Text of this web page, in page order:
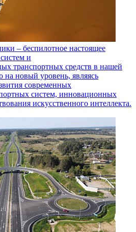
– беспилотное настоящее
и
транспортных средств в нашей
на новый уровень, являясь
современных
систем, инновационных
искусственного интеллекта.